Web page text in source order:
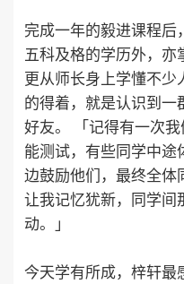
完成一年的毅进课程后
五科及格的学历外，亦
更从师长身上学懂不少
的得着，就是认识到一
好友。 「记得有一次
能测试，有些同学中
边鼓励他们，最终全体
让我记忆犹新，同学间
动。」
今天学有所成，梓轩最